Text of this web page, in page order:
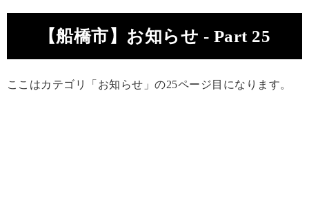
【船橋市】お知らせ - Part 25
ここはカテゴリ「お知らせ」の25ページ目になります。